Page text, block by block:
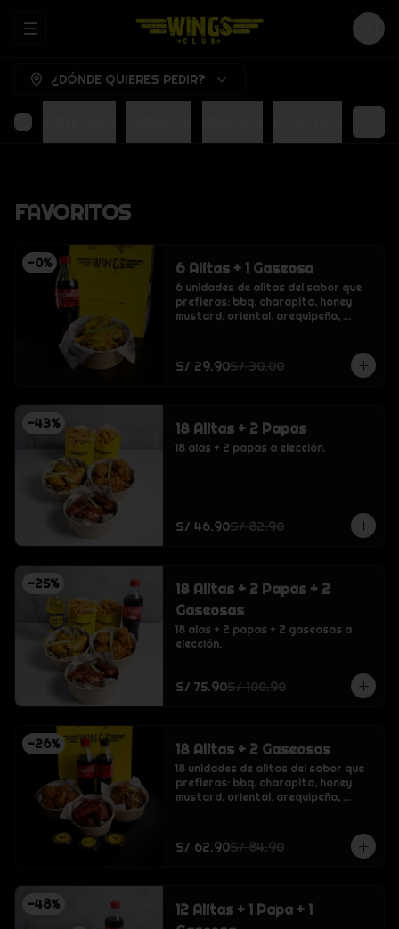
ABRIR MENU DE NAVEGACIÓN
¿DÓNDE QUIERES PEDIR?
FAVORITOS
-0% 6 Alitas + 1 Gaseosa
6 unidades de alitas del sabor que
prefieras: bbq, charapita, honey
mustard, oriental, arequipeña,
cola cero sin azucar, agua sin gas
san luis
S/ 29.90S/ 30.00
-43% 18 Alitas + 2 Papas
18 alas + 2 papas a elección.
S/ 46.90S/ 82.90
-25%
18 Alitas + 2 Papas + 2
Gaseosas
18 alas + 2 papas + 2 gaseosas a
elección.
S/ 75.90S/ 100.90
-26% 18 Alitas + 2 Gaseosas
18 unidades de alitas del sabor que
prefieras: bbq, charapita, honey
mustard, oriental, arequipeña,
cola cero sin azucar, agua sin gas
san luis
S/ 62.90S/ 84.90
-48%
12 Alitas + 1 Papa + 1